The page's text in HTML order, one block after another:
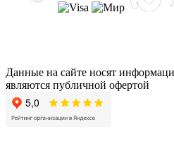
Данные на сайте носят
являются публичной офертой